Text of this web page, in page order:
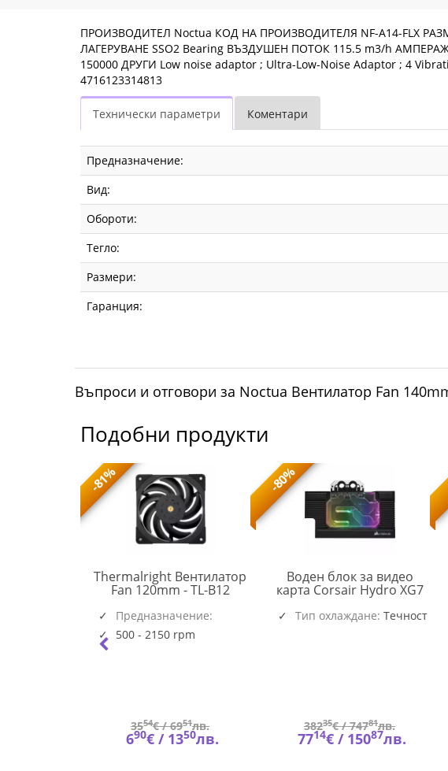
ПРОИЗВОДИТЕЛ Noctua КОД НА ПРОИЗВОДИТЕЛЯ NF-A14-FLX
ЛАГЕРУВАНЕ SSO2 Bearing ВЪЗДУШЕН ПОТОК 115.5 m3/h
150000 ДРУГИ Low noise adaptor ; Ultra-Low-Noise Adaptor ; 4
4716123314813
Технически параметри Коментари
Предназначение:
Вид:
Обороти:
Тегло:
Размери:
Гаранция:
Въпроси и отговори за Noctua Вентилатор Fan
Подобни продукти
-81%
Thermalright Вентилатор
Fan 120mm - TL-B12TL-
Предназначение:
Системен
500 - 2150 rpm
3554€ /6951лв.
690€ / 1350лв.
-80%
Воден блок за видео
карта Corsair Hydro XG7
RGB за RTX 2070 Series
Founders EditionCRS-
Тип охлаждане: Течност
38235€ /74781лв.
7714€ / 15087лв.